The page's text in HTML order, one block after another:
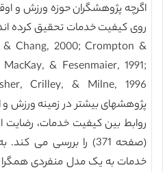
اگرچه پژوهشگران حوزه ورزش و
& Chang, 2000; Crompton &
& Fesenmaier, 1991;
پژوهشهای بیشتر در زمینه ورزش
روابط بین کیفیت خدمات، رضایت
(صفحه 371) را بررسی می
خدمات به یک مدل منفردی همگرا